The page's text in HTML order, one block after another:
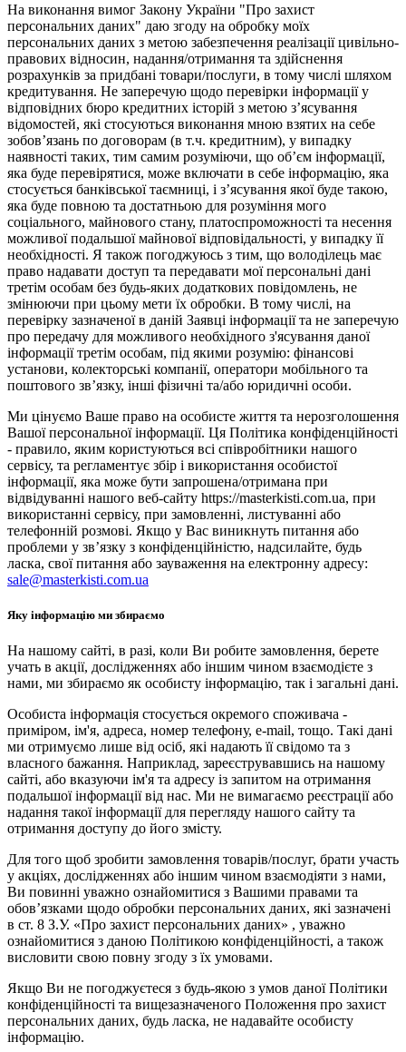
На виконання вимог Закону України "Про захист
персональних даних" даю згоду на обробку моїх
персональних даних з метою забезпечення реалізації цивільно-
правових відносин, надання/отримання та здійснення
розрахунків за придбані товари/послуги, в тому числі шляхом
кредитування. Не заперечую щодо перевірки інформації у
відповідних бюро кредитних історій з метою з’ясування
відомостей, які стосуються виконання мною взятих на себе
зобов’язань по договорам (в т.ч. кредитним), у випадку
наявності таких, тим самим розуміючи, що об’єм інформації,
яка буде перевірятися, може включати в себе інформацію, яка
стосується банківської таємниці, і з’ясування якої буде такою,
яка буде повною та достатньою для розуміння мого
соціального, майнового стану, платоспроможності та несення
можливої подальшої майнової відповідальності, у випадку її
необхідності. Я також погоджуюсь з тим, що володілець має
право надавати доступ та передавати мої персональні дані
третім особам без будь-яких додаткових повідомлень, не
змінюючи при цьому мети їх обробки. В тому числі, на
перевірку зазначеної в даній Заявці інформації та не заперечую
про передачу для можливого необхідного з'ясування даної
інформації третім особам, під якими розумію: фінансові
установи, колекторські компанії, оператори мобільного та
поштового зв’язку, інші фізичні та/або юридичні особи.
Ми цінуємо Ваше право на особисте життя та нерозголошення
Вашої персональної інформації. Ця Політика конфіденційності
- правило, яким користуються всі співробітники нашого
сервісу, та регламентує збір і використання особистої
інформації, яка може бути запрошена/отримана при
відвідуванні нашого веб-сайту https://masterkisti.com.ua, при
використанні сервісу, при замовленні, листуванні або
телефонній розмові. Якщо у Вас виникнуть питання або
проблеми у зв’язку з конфіденційністю, надсилайте, будь
ласка, свої питання або зауваження на електронну адресу:
sale@masterkisti.com.ua
Яку інформацію ми збираємо
На нашому сайті, в разі, коли Ви робите замовлення, берете
учать в акції, дослідженнях або іншим чином взаємодієте з
нами, ми збираємо як особисту інформацію, так і загальні дані.
Особиста інформація стосується окремого споживача -
приміром, ім'я, адреса, номер телефону, e-mail, тощо. Такі дані
ми отримуємо лише від осіб, які надають її свідомо та з
власного бажання. Наприклад, зареєструвавшись на нашому
сайті, або вказуючи ім'я та адресу із запитом на отримання
подальшої інформації від нас. Ми не вимагаємо реєстрації або
надання такої інформації для перегляду нашого сайту та
отримання доступу до його змісту.
Для того щоб зробити замовлення товарів/послуг, брати участь
у акціях, дослідженнях або іншим чином взаємодіяти з нами,
Ви повинні уважно ознайомитися з Вашими правами та
обов’язками щодо обробки персональних даних, які зазначені
в ст. 8 З.У. «Про захист персональних даних» , уважно
ознайомитися з даною Політикою конфіденційності, а також
висловити свою повну згоду з їх умовами.
Якщо Ви не погоджуєтеся з будь-якою з умов даної Політики
конфіденційності та вищезазначеного Положення про захист
персональних даних, будь ласка, не надавайте особисту
інформацію.